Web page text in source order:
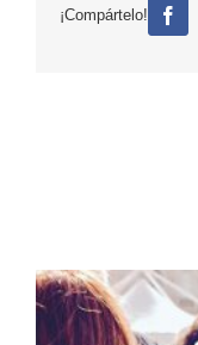
¡Compártelo!